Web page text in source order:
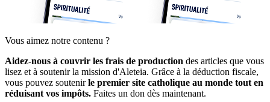
Vous aimez notre contenu ?
Aidez-nous à couvrir les frais de production des articles que vous
lisez et à soutenir la mission d'Aleteia. Grâce à la déduction fiscale,
vous pouvez soutenirle premier site catholique au monde tout en
réduisant vos impôts. Faites un don dès maintenant.